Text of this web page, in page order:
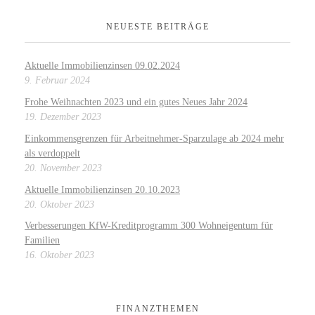
NEUESTE BEITRÄGE
Aktuelle Immobilienzinsen 09.02.2024
9. Februar 2024
Frohe Weihnachten 2023 und ein gutes Neues Jahr 2024
19. Dezember 2023
Einkommensgrenzen für Arbeitnehmer-Sparzulage ab 2024 mehr
als verdoppelt
20. November 2023
Aktuelle Immobilienzinsen 20.10.2023
20. Oktober 2023
Verbesserungen KfW-Kreditprogramm 300 Wohneigentum für
Familien
16. Oktober 2023
FINANZTHEMEN